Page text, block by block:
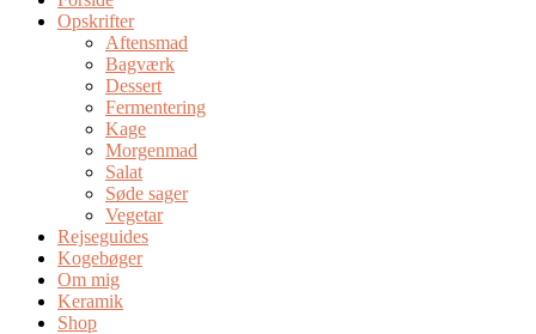
Opskrifter
Aftensmad
Bagværk
Dessert
Fermentering
Kage
Morgenmad
Salat
Søde sager
Vegetar
Rejseguides
Kogebøger
Om mig
Keramik
Shop